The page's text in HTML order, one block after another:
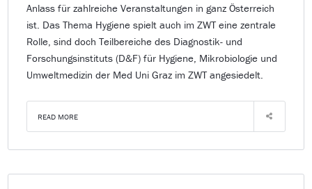
Anlass für zahlreiche Veranstaltungen in ganz Österreich
ist. Das Thema Hygiene spielt auch im ZWT eine zentrale
Rolle, sind doch Teilbereiche des Diagnostik- und
Forschungsinstituts (D&F) für Hygiene, Mikrobiologie und
Umweltmedizin der Med Uni Graz im ZWT angesiedelt.
READ MORE